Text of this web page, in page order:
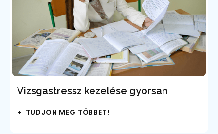
Vizsgastressz kezelése gyorsan
+ TUDJON MEG TÖBBET!